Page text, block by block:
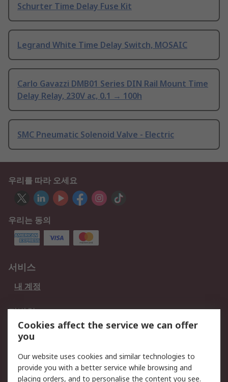
Schurter Time Delay Fuse Kit
Legrand White Time Delay Switch, MOSAIC
Carlo Gavazzi DMB01 Series DIN Rail Mount Time
Delay Relay, 230V ac, 0.1 → 100h
SMC Pneumatic Solenoid Valve - Electric
우리를 따라 오세요
우리는 동의
서비스
내 계정
적법한
개인 정보 보호 정책
데이터 보호
웹사이트 사용 약관
회사 소개
Cookies affect the service we can offer
you
Our website uses cookies and similar technologies to
provide you with a better service while browsing and
placing orders, and to personalise the content you see.